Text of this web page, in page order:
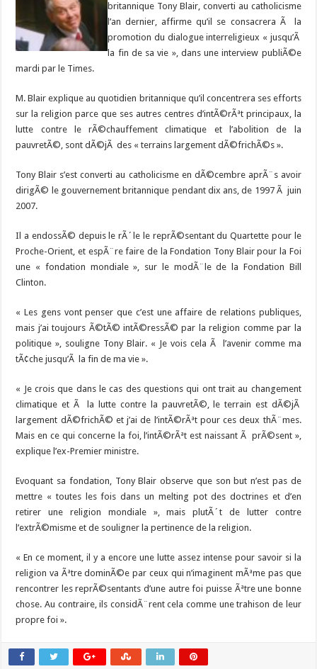
britannique Tony Blair, converti au catholicisme
l’an dernier, affirme qu’il se consacrera Ã la
promotion du dialogue interreligieux « jusqu’Ã
la fin de sa vie », dans une interview publiÃ©e
mardi par le Times.
M. Blair explique au quotidien britannique qu’il concentrera ses efforts
sur la religion parce que ses autres centres d’intÃ©rÃªt principaux, la
lutte contre le rÃ©chauffement climatique et l’abolition de la
pauvretÃ©, sont dÃ©jÃ des « terrains largement dÃ©frichÃ©s ».
Tony Blair s’est converti au catholicisme en dÃ©cembre aprÃ¨s avoir
dirigÃ© le gouvernement britannique pendant dix ans, de 1997 Ã juin
2007.
Il a endossÃ© depuis le rÃ´le le reprÃ©sentant du Quartette pour le
Proche-Orient, et espÃ¨re faire de la Fondation Tony Blair pour la Foi
une « fondation mondiale », sur le modÃ¨le de la Fondation Bill
Clinton.
« Les gens vont penser que c’est une affaire de relations publiques,
mais j’ai toujours Ã©tÃ© intÃ©ressÃ© par la religion comme par la
politique », souligne Tony Blair. « Je vois cela Ã l’avenir comme ma
tÃ¢che jusqu’Ã la fin de ma vie ».
« Je crois que dans le cas des questions qui ont trait au changement
climatique et Ã la lutte contre la pauvretÃ©, le terrain est dÃ©jÃ
largement dÃ©frichÃ© et j’ai de l’intÃ©rÃªt pour ces deux thÃ¨mes.
Mais en ce qui concerne la foi, l’intÃ©rÃªt est naissant Ã prÃ©sent »,
explique l’ex-Premier ministre.
Evoquant sa fondation, Tony Blair observe que son but n’est pas de
mettre « toutes les fois dans un melting pot des doctrines et d’en
retirer une religion mondiale », mais plutÃ´t de lutter contre
l’extrÃ©misme et de souligner la pertinence de la religion.
« En ce moment, il y a encore une lutte assez intense pour savoir si la
religion va Ãªtre dominÃ©e par ceux qui n’imaginent mÃªme pas que
rencontrer les reprÃ©sentants d’une autre foi puisse Ãªtre une bonne
chose. Au contraire, ils considÃ¨rent cela comme une trahison de leur
propre foi ».